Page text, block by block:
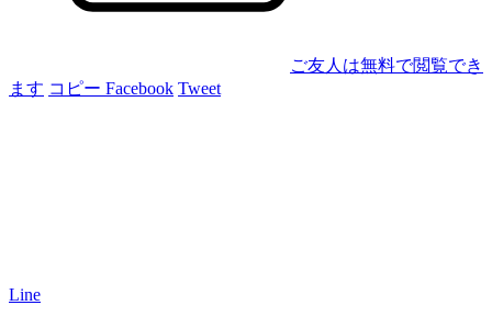
ご友人は無料で閲覧でき
ます コピー Facebook Tweet
Line